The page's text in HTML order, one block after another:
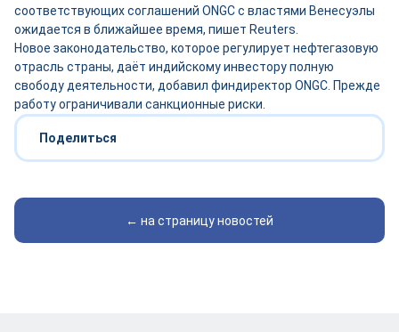
соответствующих соглашений ONGC с властями Венесуэлы
ожидается в ближайшее время, пишет Reuters.
Новое законодательство, которое регулирует нефтегазовую
отрасль страны, даёт индийскому инвестору полную
свободу деятельности, добавил финдиректор ONGC. Прежде
работу ограничивали санкционные риски.
Поделиться
← на страницу новостей